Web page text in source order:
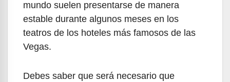
mundo suelen presentarse de manera
estable durante algunos meses en los
teatros de los hoteles más famosos de las
Vegas.
Debes saber que será necesario que